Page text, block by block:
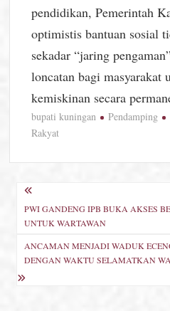
pendidikan, Pemerintah
optimistis bantuan sosial
sekadar “jaring
loncatan bagi masyarakat
kemiskinan secara
bupati kuningan Pendamping
Rakyat
Navigasi
pos
PWI GANDENG IPB BUKA AKSES
UNTUK WARTAWAN
ANCAMAN MENJADI WADUK
DENGAN WAKTU SELAMATKAN